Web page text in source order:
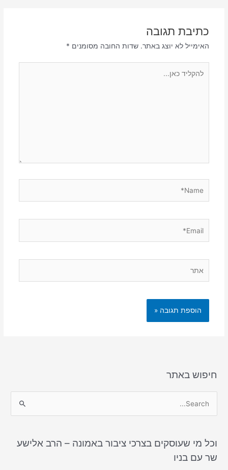
כתיבת תגובה
האימייל לא יוצג באתר. שדות החובה מסומנים *
כאן...
חיפוש באתר
r
c
וכל מי שעוסקים בצרכי ציבור באמונה – הרב אלישע
שר עם בניו